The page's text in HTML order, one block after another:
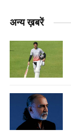
अन्य ख़बरें